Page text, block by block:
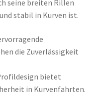
seine breiten Rillen
stabil in Kurven ist.
die Zuverlässigkeit
bietet
in Kurvenfahrten.